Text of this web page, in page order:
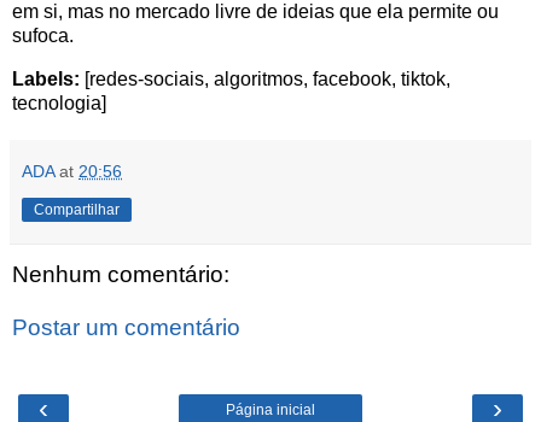
em si, mas no mercado livre de ideias que ela permite ou
sufoca.
Labels: [redes-sociais, algoritmos, facebook, tiktok,
tecnologia]
ADA at 20:56
Compartilhar
Nenhum comentário:
Postar um comentário
‹ ›
Página inicial